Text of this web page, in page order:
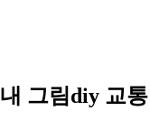
그림diy 교